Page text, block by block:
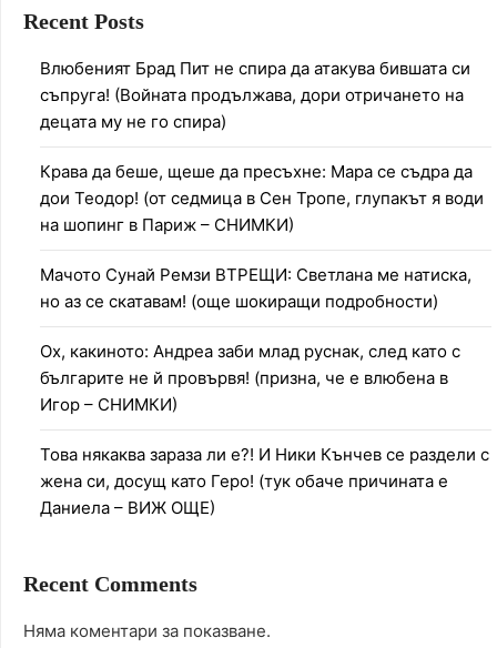
Recent Posts
Влюбеният Брад Пит не спира да атакува бившата си
съпруга! (Войната продължава, дори отричането на
децата му не го спира)
Крава да беше, щеше да пресъхне: Мара се съдра да
дои Теодор! (от седмица в Сен Тропе, глупакът я води
на шопинг в Париж – СНИМКИ)
Мачото Сунай Ремзи ВТРЕЩИ: Светлана ме натиска,
но аз се скатавам! (още шокиращи подробности)
Ох, какиното: Андреа заби млад руснак, след като с
българите не й провървя! (призна, че е влюбена в
Игор – СНИМКИ)
Това някаква зараза ли е?! И Ники Кънчев се раздели с
жена си, досущ като Геро! (тук обаче причината е
Даниела – ВИЖ ОЩЕ)
Recent Comments
Няма коментари за показване.